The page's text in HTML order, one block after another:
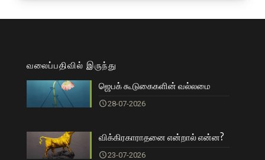
வலைப்பதிவில் இருந்து
ஜெபக் கூடுகைகளின் வல்லமை
28-07-2026
விக்கிரகாராதனை என்றால் என்ன?
23-07-2026